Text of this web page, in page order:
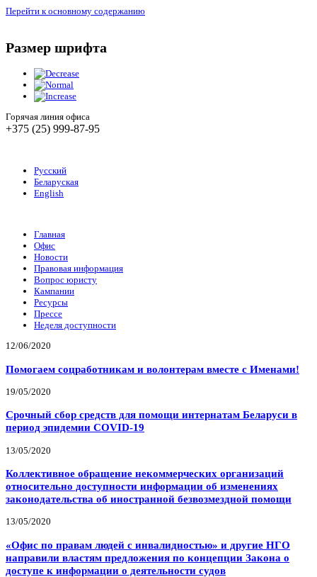
Перейти к основному содержанию
Размер шрифта
Горячая линия офиса
+375 (25) 999-87-95
Русский
Беларуская
English
Главная
Офис
Новости
Правовая информация
Вопрос юристу
Кампании
Ресурсы
Прессе
Неделя доступности
12/06/2020
Помогаем соцработникам и волонтерам вместе с Именами!
19/05/2020
Срочный сбор средств для помощи интернатам Беларуси в
период эпидемии COVID-19
13/05/2020
Коллективное обращение некоммерческих организаций
относительно доступности информации об изменениях
законодательства об иностранной безвозмездной помощи
13/05/2020
«Офис по правам людей с инвалидностью» и другие НГО
направили властям предложения по концепции Закона о
доступе к информации о деятельности судов